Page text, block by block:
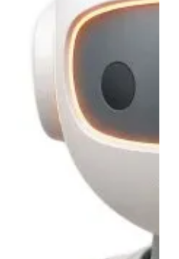
увеличават